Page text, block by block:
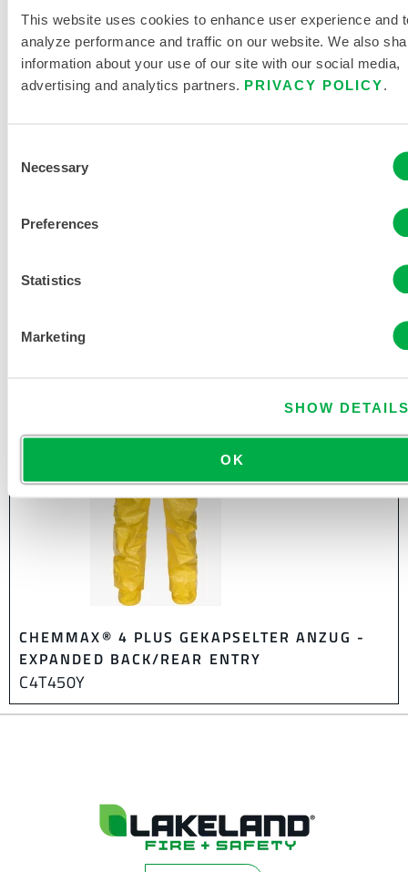
This website uses cookies to enhance user experience and
analyze performance and traffic on our website. We also
information about your use of our site with our social media,
advertising and analytics partners. PRIVACY POLICY.
Selection
Necessary
Preferences
Statistics
Marketing
SHOW
OK
CHEMMAX® 4 PLUS TAN COVERALL -
ATEMSCHUTZMASKE MIT
KAPUZE/STIEFEL/STIEFELKLAPPEN
Dieses Produkt wird normalerweise nicht in Ihrer Region
ändern.
CHEMMAX® 4 PLUS GEKAPSELTER ANZUG -
EXPANDED BACK/REAR ENTRY
C4T450Y